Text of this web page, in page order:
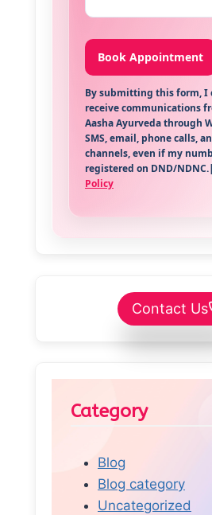
By submitting this form, I
receive communications
Aasha Ayurveda through
SMS, email, phone calls,
channels, even if my
registered on DND/NDNC.|
Policy
Contact Us
Category
Blog
Blog category
Uncategorized